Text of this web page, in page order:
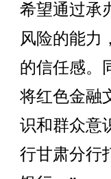
希望通过承
风险的能力
的信任感。
将红色金融
识和群众意
行甘肃分行